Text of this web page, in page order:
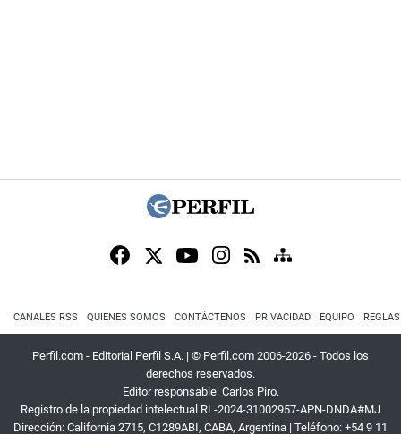
CANALES RSS QUIENES SOMOS CONTÁCTENOS PRIVACIDAD EQUIPO
Perfil.com - Editorial Perfil S.A. | © Perfil.com 2006-2026 - Todos los
derechos reservados.
Editor responsable: Carlos Piro.
Registro de la propiedad intelectual RL-2024-31002957-APN-DNDA#MJ
Dirección: California 2715, C1289ABI, CABA, Argentina | Teléfono: +54 9 11